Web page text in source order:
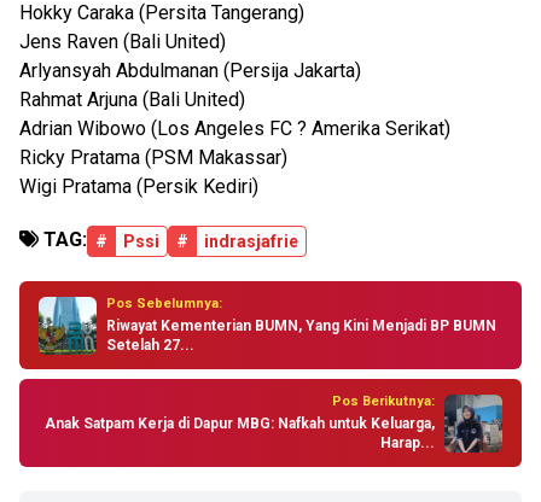
Hokky Caraka (Persita Tangerang)
Jens Raven (Bali United)
Arlyansyah Abdulmanan (Persija Jakarta)
Rahmat Arjuna (Bali United)
Adrian Wibowo (Los Angeles FC ? Amerika Serikat)
Ricky Pratama (PSM Makassar)
Wigi Pratama (Persik Kediri)
TAG: # Pssi # indrasjafrie
Pos Sebelumnya:
Riwayat Kementerian BUMN, Yang Kini Menjadi BP BUMN
Setelah 27...
Pos Berikutnya:
Anak Satpam Kerja di Dapur MBG: Nafkah untuk Keluarga,
Harap...